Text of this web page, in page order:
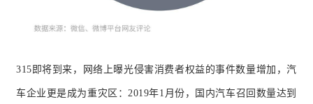
315即将到来，网络上曝光侵害消费者权益的事件数量增加，汽
车企业更是成为重灾区：2019年1月份，国内汽车召回数量达到